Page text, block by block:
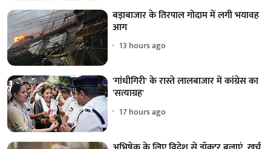
बड़ाबाजार के तिरपाल गोदाम में लगी भयावह
आग
13 hours ago
'गांधीगिरी' के रास्ते लालबाजार में कांग्रेस का
'सत्याग्रह'
17 hours ago